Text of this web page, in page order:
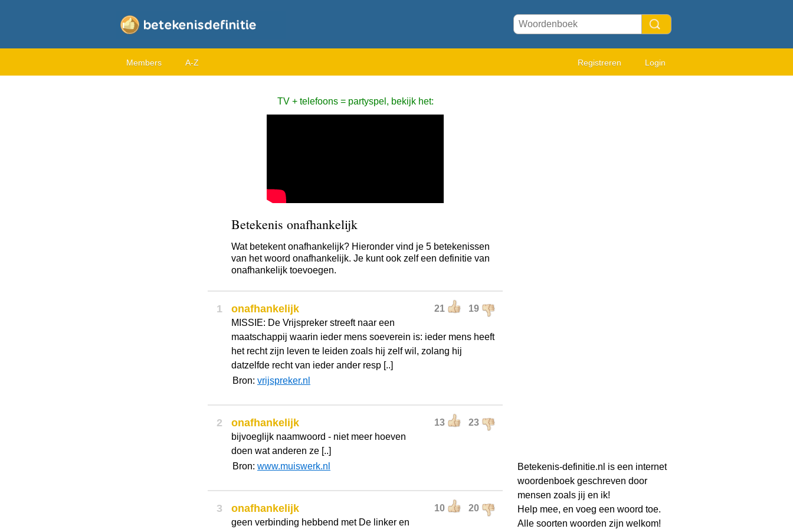
Members A-Z Registreren Login
TV + telefoons = partyspel, bekijk het:
Betekenis onafhankelijk
Wat betekent onafhankelijk? Hieronder vind je 5 betekenissen
van het woord onafhankelijk. Je kunt ook zelf een definitie van
onafhankelijk toevoegen.
1 21 19
onafhankelijk
MISSIE: De Vrijspreker streeft naar een
maatschappij waarin ieder mens soeverein is: ieder mens heeft
het recht zijn leven te leiden zoals hij zelf wil, zolang hij
datzelfde recht van ieder ander resp [..]
Bron: vrijspreker.nl
2 13 23
onafhankelijk
bijvoeglijk naamwoord - niet meer hoeven
doen wat anderen ze [..]
Bron: www.muiswerk.nl
3 10 20
onafhankelijk
geen verbinding hebbend met De linker en
Betekenis-definitie.nl is een internet
woordenboek geschreven door
mensen zoals jij en ik!
Help mee, en voeg een woord toe.
Alle soorten woorden zijn welkom!